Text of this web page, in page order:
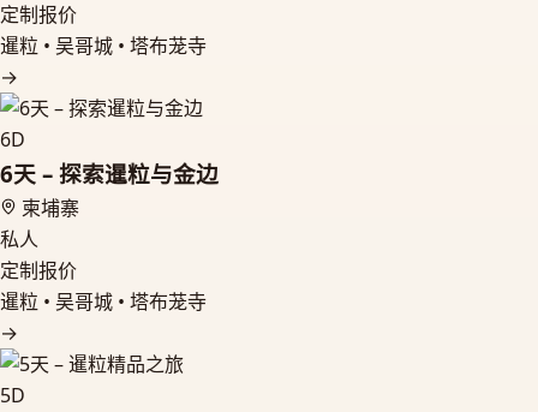
定制报价
暹粒 • 吴哥城 • 塔布茏寺
→
6D
6天 – 探索暹粒与金边
柬埔寨
私人
定制报价
暹粒 • 吴哥城 • 塔布茏寺
→
5D